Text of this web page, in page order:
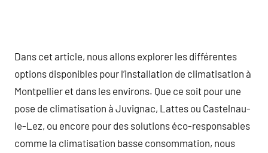
Dans cet article, nous allons explorer les différentes
options disponibles pour l’installation de climatisation à
Montpellier et dans les environs. Que ce soit pour une
pose de climatisation à Juvignac, Lattes ou Castelnau-
le-Lez, ou encore pour des solutions éco-responsables
comme la climatisation basse consommation, nous